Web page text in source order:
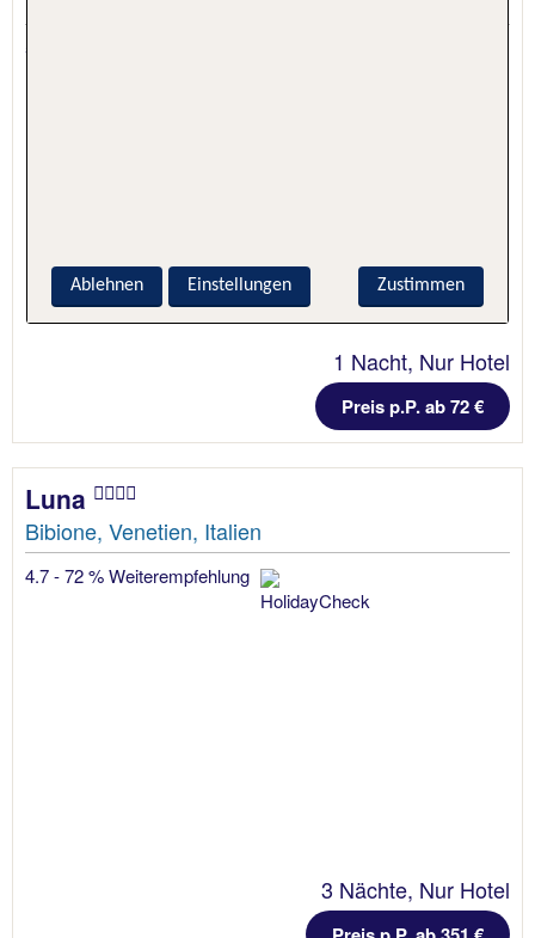
5.7 - 99 % Weiterempfehlung
1 Nacht, Nur Hotel
Preis p.P. ab 72 €
Luna
Bibione, Venetien, Italien
4.7 - 72 % Weiterempfehlung
3 Nächte, Nur Hotel
Zustimmen
Ablehnen Einstellungen